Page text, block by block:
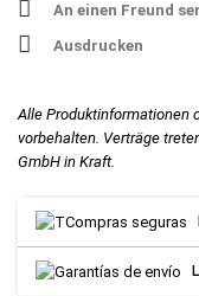
An einen Freund
Ausdrucken
Alle Produktinformationen
vorbehalten. Verträge
GmbH in Kraft.